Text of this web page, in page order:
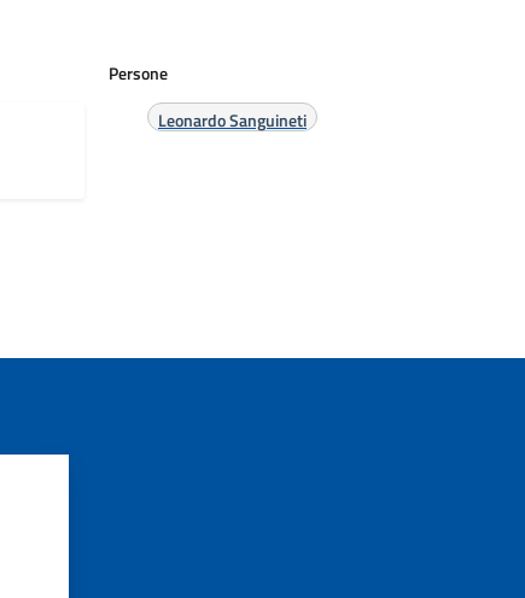
Persone
Leonardo Sanguineti